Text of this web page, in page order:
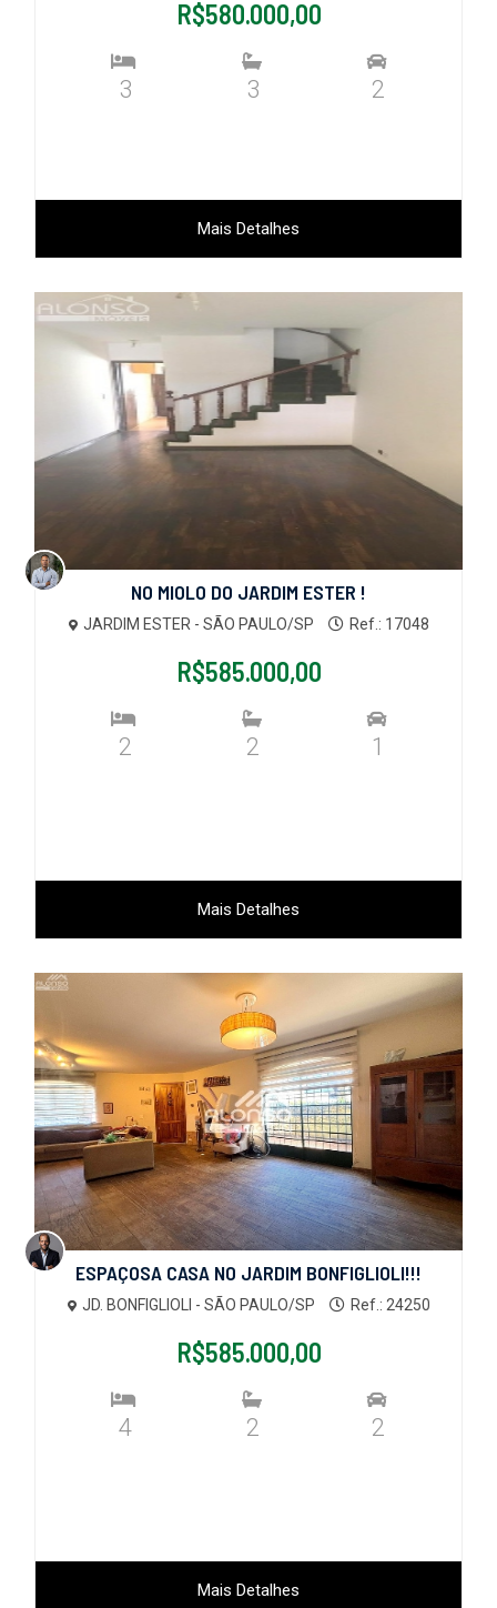
R$580.000,00
3 3 2
Mais Detalhes
NO MIOLO DO JARDIM ESTER !
JARDIM ESTER - SÃO PAULO/SP Ref.: 17048
R$585.000,00
2 2 1
Mais Detalhes
ESPAÇOSA CASA NO JARDIM BONFIGLIOLI!!!
JD. BONFIGLIOLI - SÃO PAULO/SP Ref.: 24250
R$585.000,00
4 2 2
Mais Detalhes